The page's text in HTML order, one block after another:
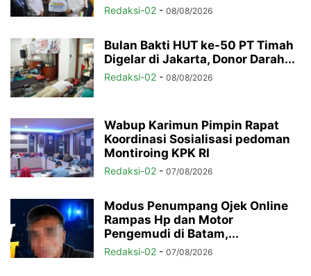
Redaksi-02 - 08/08/2026
Bulan Bakti HUT ke-50 PT Timah
Digelar di Jakarta, Donor Darah...
Redaksi-02 - 08/08/2026
Wabup Karimun Pimpin Rapat
Koordinasi Sosialisasi pedoman
Montiroing KPK RI
Redaksi-02 - 07/08/2026
Modus Penumpang Ojek Online
Rampas Hp dan Motor
Pengemudi di Batam,...
Redaksi-02 - 07/08/2026